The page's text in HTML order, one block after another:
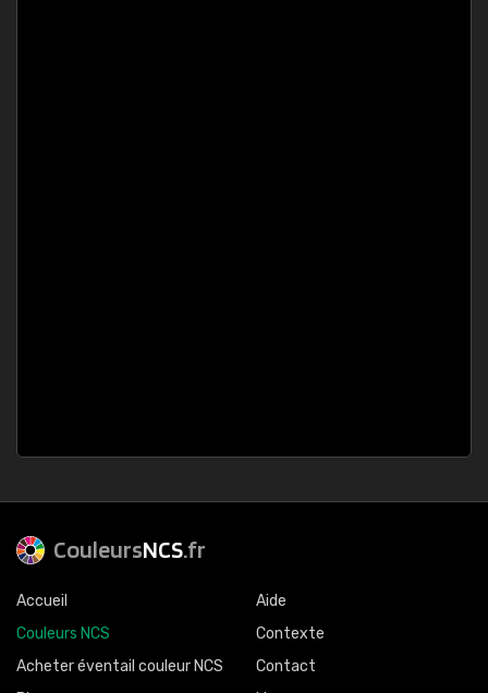
CouleursNCS.fr
Accueil
Couleurs NCS
Acheter éventail couleur NCS
Aide
Contexte
Contact